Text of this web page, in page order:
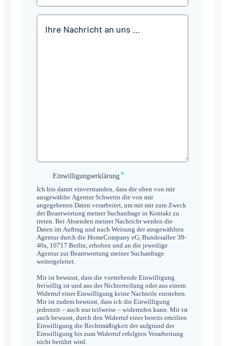
Einwilligungserklärung
Einwilligungserklärung*
Ich bin damit einverstanden, dass die oben von mir
ausgewählte Agentur Schwerin die von mir
angegebenen Daten verarbeitet, um mit mir zum Zweck
der Beantwortung meiner Suchanfrage in Kontakt zu
treten. Bei Absenden meiner Nachricht werden die
Daten im Auftrag und nach Weisung der ausgewählten
Agentur durch die HomeCompany eG, Bundesallee 39-
40a, 10717 Berlin, erhoben und an die jeweilige
Agentur zur Beantwortung meiner Suchanfrage
weitergeleitet.
Mir ist bewusst, dass die vorstehende Einwilligung
freiwillig ist und aus der Nichterteilung oder aus einem
Widerruf einer Einwilligung keine Nachteile entstehen.
Mir ist zudem bewusst, dass ich die Einwilligung
jederzeit – auch nur teilweise – widerrufen kann. Mir ist
auch bewusst, durch den Widerruf einer bereits erteilten
Einwilligung die Rechtmäßigkeit der aufgrund der
Einwilligung bis zum Widerruf erfolgten Verarbeitung
nicht berührt wird.